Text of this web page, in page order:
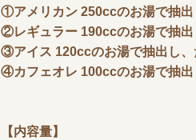
①アメリカン 250ccのお湯で抽出
②レギュラー 190ccのお湯で抽出
③アイス 120ccのお湯で抽出し、
④カフェオレ 100ccのお湯で抽出
【内容量】